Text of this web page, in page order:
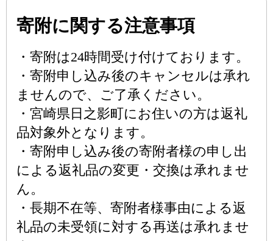
寄附に関する注意事項
・寄附は24時間受け付けております。
・寄附申し込み後のキャンセルは承れ
ませんので、ご了承ください。
・宮崎県日之影町にお住いの方は返礼
品対象外となります。
・寄附申し込み後の寄附者様の申し出
による返礼品の変更・交換は承れませ
ん。
・長期不在等、寄附者様事由による返
礼品の未受領に対する再送は承れませ